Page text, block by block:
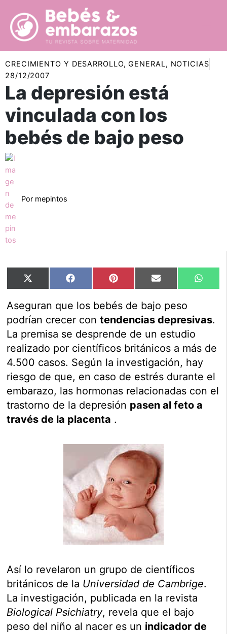
contenido
CRECIMIENTO Y DESARROLLO,GENERAL, NOTICIAS
28/12/2007
La depresión está
vinculada con los
bebés de bajo peso
Por mepintos
Compartir
en
X
(Twitter)
Compartir
en
Facebook Compartir
en
Pinterest Compartir
en
Email
en
Aseguran que los bebés de bajo peso
podrían crecer contendencias depresivas.
La premisa se desprende de un estudio
realizado por científicos británicos a más de
4.500 casos. Según la investigación, hay
riesgo de que, en caso de estrés durante el
embarazo, las hormonas relacionadas con el
trastorno de la depresión pasen al feto a
través de la placenta .
Así lo revelaron un grupo de científicos
británicos de la Universidad de Cambrige.
La investigación, publicada en la revista
Biological Psichiatry, revela que el bajo
peso del niño al nacer es un indicador de